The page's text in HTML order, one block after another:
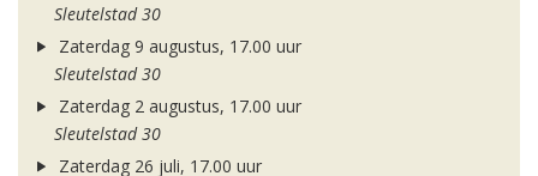
Sleutelstad 30
Zaterdag 9 augustus, 17.00 uur
Sleutelstad 30
Zaterdag 2 augustus, 17.00 uur
Sleutelstad 30
Zaterdag 26 juli, 17.00 uur